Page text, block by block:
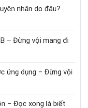
nhân do đâu?
– Đừng vội mang đi
ứng dụng – Đừng vội
– Đọc xong là biết